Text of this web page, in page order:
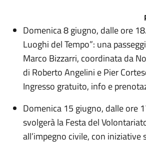
Domenica 8 giugno, dalle ore
Luoghi del Tempo”: una
Marco Bizzarri, coordinata da
di Roberto Angelini e Pier
Ingresso gratuito, info e
Domenica 15 giugno, dalle ore
svolgerà la Festa del
all’impegno civile, con